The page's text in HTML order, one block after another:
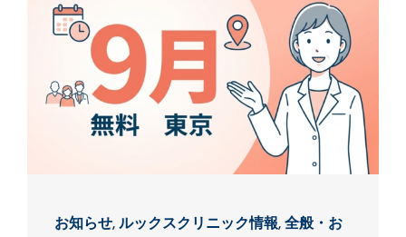
お知らせ,ルックスクリニック情報,全般・お